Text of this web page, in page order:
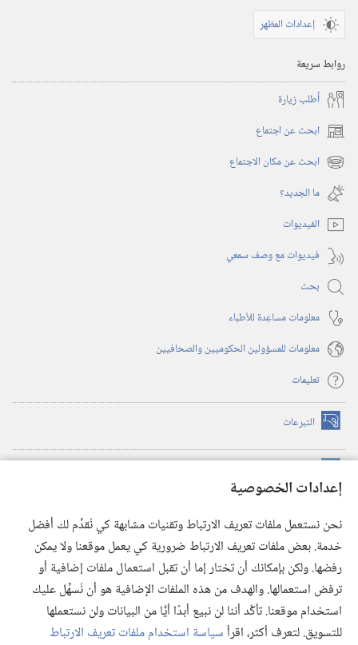
إعدادات الخصوصية
نحن نستعمل ملفات تعريف الارتباط وتقنيات مشابهة كي نُقدِّم لك أفضل
خدمة. بعض ملفات تعريف الارتباط ضرورية كي يعمل موقعنا ولا يمكن
رفضها. ولكن بإمكانك أن تختار إما أن تقبل استعمال ملفات إضافية أو
ترفض استعمالها. والهدف من هذه الملفات الإضافية هو أن نُسهِّل عليك
استخدام موقعنا. تأكَّد أننا لن نبيع أبدًا أيًّا من البيانات ولن نستعملها
للتسويق. لتعرف أكثر، اقرأسياسة استخدام ملفات تعريف الارتباط
إعدادات المظهر
روابط سريعة
أُطلب زيارة
ابحث عن اجتماع (يفتح
نافذة ابحث عن مكان الاجتماع (يفتح
نافذة
جديدة)
ما الجديد؟‏
الفيديوات
فيديوات مع وصف سمعي
بحث
معلومات مساعِدة للأطباء
معلومات للمسؤولين الحكوميين والصحافيين
تعليمات
التبرعات (يفتح
نافذة
(يفتح
نافذة
(يفتح
نافذة
جديدة) تطبيق ®
JW Library
مكتبة برج المراقبة